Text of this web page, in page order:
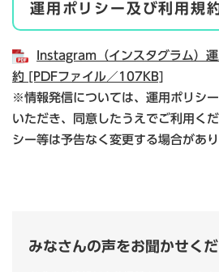
運用ポリシー及び利用規
Instagram（インスタグラム）
約 [PDFファイル／107KB]
※​情報発信については、運用ポリシ
いただき、同意したうえでご利用く
シー等は予告なく変更する場合があり
みなさんの声をお聞かせく